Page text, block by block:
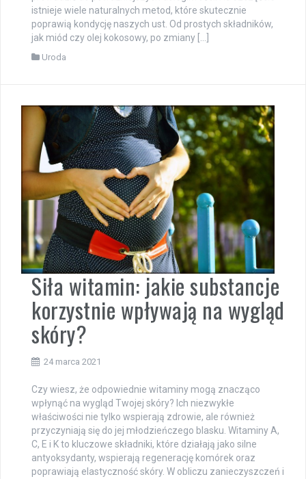
istnieje wiele naturalnych metod, które skutecznie
poprawią kondycję naszych ust. Od prostych składników,
jak miód czy olej kokosowy, po zmiany […]
Uroda
Siła witamin: jakie substancje
korzystnie wpływają na wygląd
skóry?
24 marca 2021
Czy wiesz, że odpowiednie witaminy mogą znacząco
wpłynąć na wygląd Twojej skóry? Ich niezwykłe
właściwości nie tylko wspierają zdrowie, ale również
przyczyniają się do jej młodzieńczego blasku. Witaminy A,
C, E i K to kluczowe składniki, które działają jako silne
antyoksydanty, wspierają regenerację komórek oraz
poprawiają elastyczność skóry. W obliczu zanieczyszczeń i